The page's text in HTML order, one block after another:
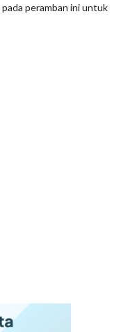
pada peramban ini untuk